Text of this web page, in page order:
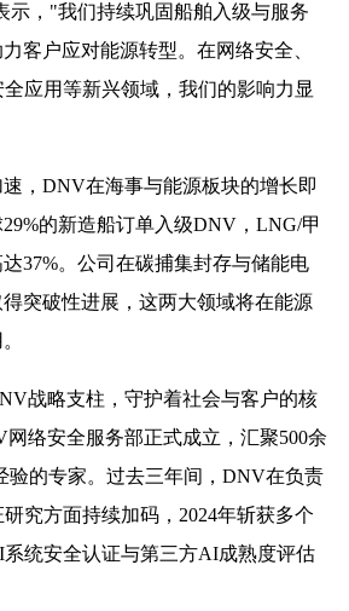
示，"我们持续巩固船舶入级与服务
客户应对能源转型。在网络安全、
应用等新兴领域，我们的影响力显
，DNV在海事与能源板块的增长即
的新造船订单入级DNV，LNG/甲
37%。公司在碳捕集封存与储能电
突破性进展，这两大领域将在能源
战略支柱，守护着社会与客户的核
网络安全服务部正式成立，汇聚500余
验的专家。过去三年间，DNV在负责
究方面持续加码，2024年斩获多个
统安全认证与第三方AI成熟度评估